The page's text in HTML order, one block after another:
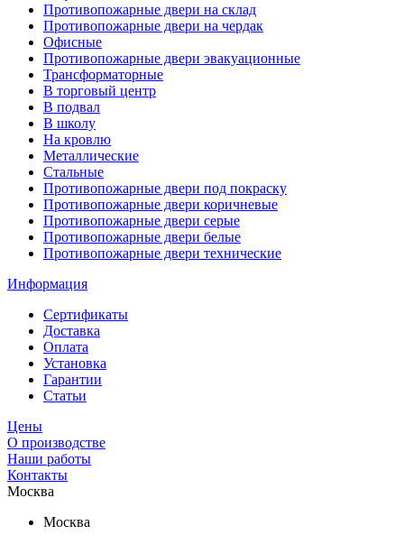
Противопожарные двери на склад
Противопожарные двери на чердак
Офисные
Противопожарные двери эвакуационные
Трансформаторные
В торговый центр
В подвал
В школу
На кровлю
Металлические
Стальные
Противопожарные двери под покраску
Противопожарные двери коричневые
Противопожарные двери серые
Противопожарные двери белые
Противопожарные двери технические
Информация
Сертификаты
Доставка
Оплата
Установка
Гарантии
Статьи
Цены
О производстве
Наши работы
Контакты
Москва
Москва